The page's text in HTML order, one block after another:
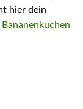
hier dein